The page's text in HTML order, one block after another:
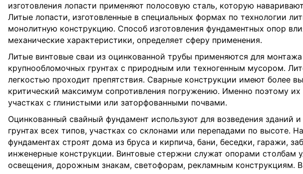
изготовления лопасти применяют полосовую сталь, которую
Литые лопасти, изготовленные в специальных формах по технологии
монолитную конструкцию. Способ изготовления фундаментных опор
механические характеристики, определяет сферу применения.
Литые винтовые сваи из оцинкованной трубы применяются для
крупнообломочных грунтах с природным или техногенным мусором.
легкостью проходит препятствия. Сварные конструкции имеют более
критический максимум сопротивления погружению. Именно поэтому
участках с глинистыми или заторфованными почвами.
Оцинкованный свайный фундамент используют для возведения зданий
грунтах всех типов, участках со склонами или перепадами по высоте.
фундаментах строят дома из бруса и кирпича, бани, беседки, гаражи,
инженерные конструкции. Винтовые стержни служат опорами столбам
освещения, дорожным знакам, светофорам, рекламным конструкциям.